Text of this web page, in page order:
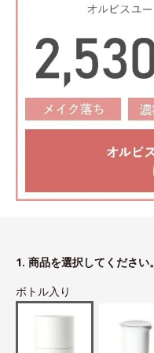
1. 商品を選択してください。
ボトル入り